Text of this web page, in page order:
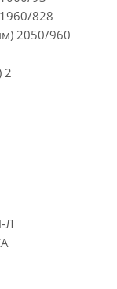
828
2050/960
2
Л